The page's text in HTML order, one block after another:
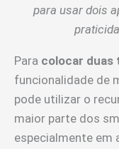
para usar dois
Para colocar duas
funcionalidade de
pode utilizar o
maior parte dos
especialmente em